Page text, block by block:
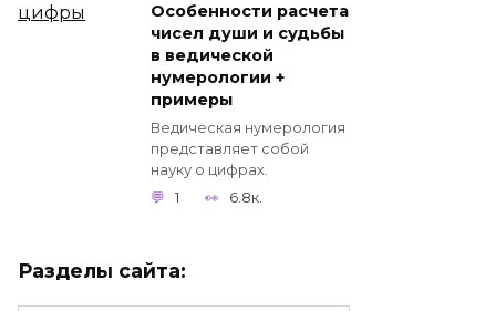
Особенности расчета
чисел души и судьбы
в ведической
нумерологии +
примеры
Ведическая нумерология
представляет собой
науку о цифрах.
1
6.8к.
Разделы сайта: